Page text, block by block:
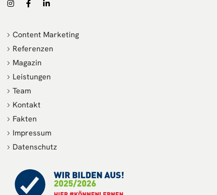
Content Marketing
Referenzen
Magazin
Leistungen
Team
Kontakt
Fakten
Impressum
Datenschutz